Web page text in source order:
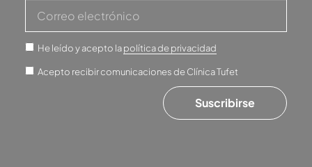
He leído y acepto lapolítica de privacidad
Acepto recibir comunicaciones de Clínica Tufet
Suscribirse